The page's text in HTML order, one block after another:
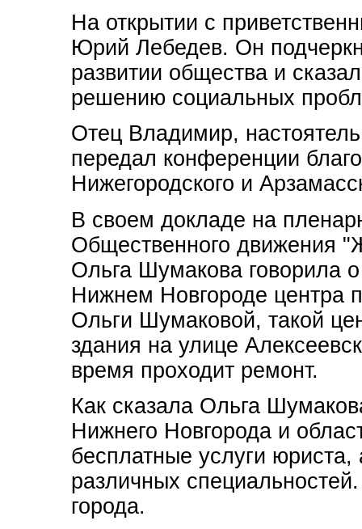
На открытии с
Юрий Лебедев. Он
развитии общества и
решению социальных
Отец Владимир,
передал конференции
Нижегородского и
В своем докладе на
Общественного движения
Ольга Шумакова говорила
Нижнем Новгороде центра
Ольги Шумаковой, такой
здания на улице
время проходит ремонт.
Как сказала Ольга
Нижнего Новгорода и
бесплатные услуги юриста,
различных
города.